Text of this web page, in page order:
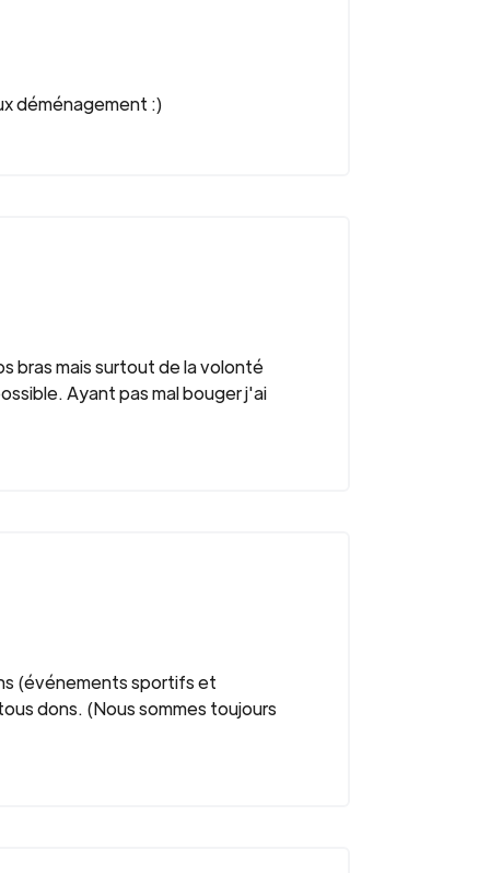
déménagement :)
bras mais surtout de la volonté
Ayant pas mal bouger j'ai
(événements sportifs et
dons. (Nous sommes toujours